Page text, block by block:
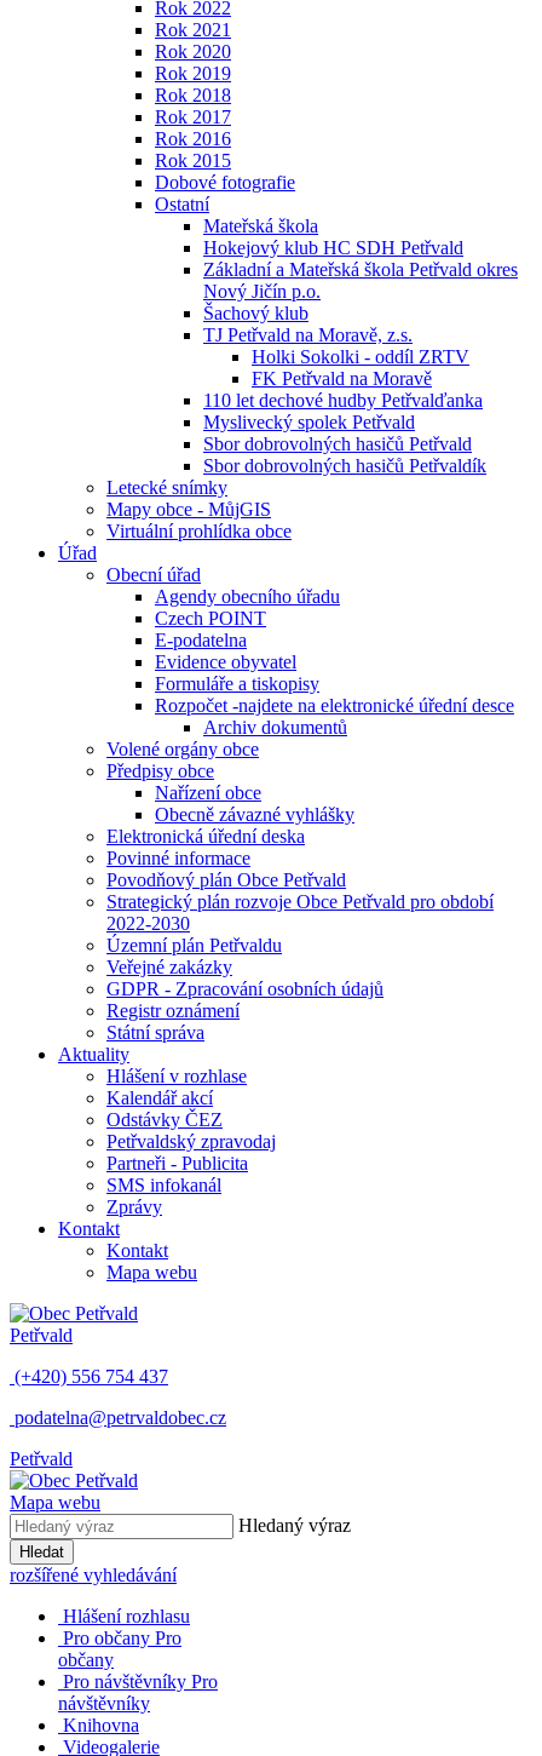
Rok 2022
Rok 2021
Rok 2020
Rok 2019
Rok 2018
Rok 2017
Rok 2016
Rok 2015
Dobové fotografie
Ostatní
Mateřská škola
Hokejový klub HC SDH Petřvald
Základní a Mateřská škola Petřvald okres
Nový Jičín p.o.
Šachový klub
TJ Petřvald na Moravě, z.s.
Holki Sokolki - oddíl ZRTV
FK Petřvald na Moravě
110 let dechové hudby Petřvalďanka
Myslivecký spolek Petřvald
Sbor dobrovolných hasičů Petřvald
Sbor dobrovolných hasičů Petřvaldík
Letecké snímky
Mapy obce - MůjGIS
Virtuální prohlídka obce
Úřad
Obecní úřad
Agendy obecního úřadu
Czech POINT
E-podatelna
Evidence obyvatel
Formuláře a tiskopisy
Rozpočet -najdete na elektronické úřední desce
Archiv dokumentů
Volené orgány obce
Předpisy obce
Nařízení obce
Obecně závazné vyhlášky
Elektronická úřední deska
Povinné informace
Povodňový plán Obce Petřvald
Strategický plán rozvoje Obce Petřvald pro období
2022-2030
Územní plán Petřvaldu
Veřejné zakázky
GDPR - Zpracování osobních údajů
Registr oznámení
Státní správa
Aktuality
Hlášení v rozhlase
Kalendář akcí
Odstávky ČEZ
Petřvaldský zpravodaj
Partneři - Publicita
SMS infokanál
Zprávy
Kontakt
Kontakt
Mapa webu
Petřvald
(+420) 556 754 437
podatelna@petrvaldobec.cz
Petřvald
Mapa webu
Hledaný výraz
Hledat
rozšířené vyhledávání
Hlášení rozhlasu
Pro občany Pro
občany
Pro návštěvníky Pro
návštěvníky
Knihovna
Videogalerie